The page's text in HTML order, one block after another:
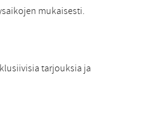
mukaisesti.
tarjouksia ja